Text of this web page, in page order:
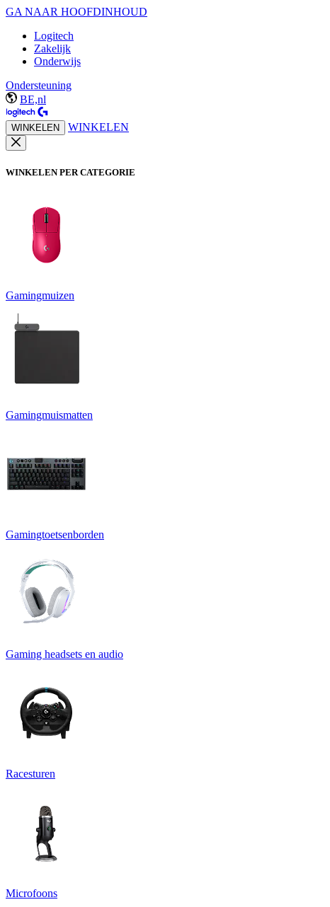
GA NAAR HOOFDINHOUD
Logitech
Zakelijk
Onderwijs
Ondersteuning
BE,nl
WINKELEN WINKELEN
WINKELEN PER CATEGORIE
Gamingmuizen
Gamingmuismatten
Gamingtoetsenborden
Gaming headsets en audio
Racesturen
Microfoons